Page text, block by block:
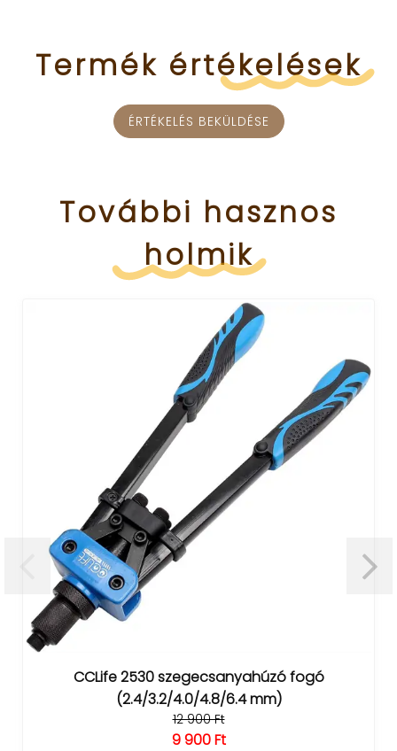
Termék értékelések
ÉRTÉKELÉS BEKÜLDÉSE
További hasznos
holmik
CCLife 2530 szegecsanyahúzó fogó
(2.4/3.2/4.0/4.8/6.4 mm)
12 900 Ft
9 900 Ft